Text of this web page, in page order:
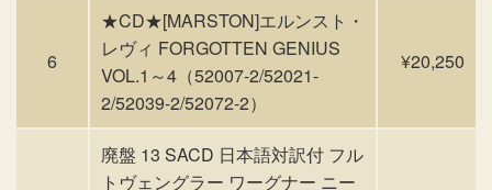
6
★CD★[MARSTON]エルンスト・
レヴィ FORGOTTEN GENIUS
VOL.1～4（52007-2/52021-
2/52039-2/52072-2）
¥20,250
廃盤 13 SACD 日本語対訳付 フル
トヴェングラー ワーグナー ニー